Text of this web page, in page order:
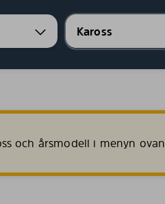
och årsmodell i menyn ovan